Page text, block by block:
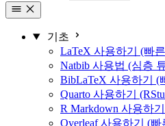
기초
LaTeX 사용하기 (빠
Natbib 사용법 (심층
BibLaTeX 사용하기 (
Quarto 사용하기
R Markdown 사용하
Overleaf 사용하기 (